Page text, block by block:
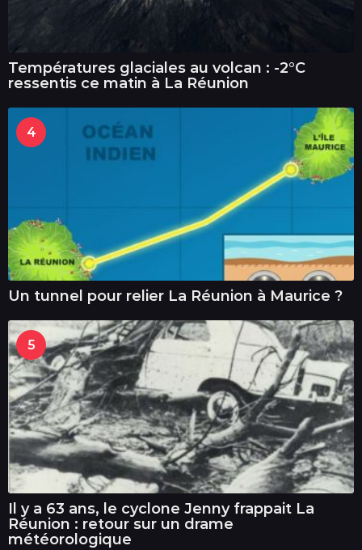
Températures glaciales au volcan : -2°C
ressentis ce matin à La Réunion
4
Un tunnel pour relier La Réunion à Maurice ?
5
Il y a 63 ans, le cyclone Jenny frappait La
Réunion : retour sur un drame
météorologique